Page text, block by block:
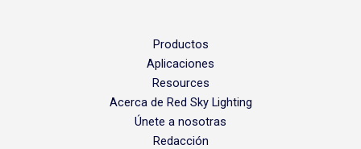
Productos
Aplicaciones
Resources
Acerca de Red Sky Lighting
Únete a nosotras
Redacción